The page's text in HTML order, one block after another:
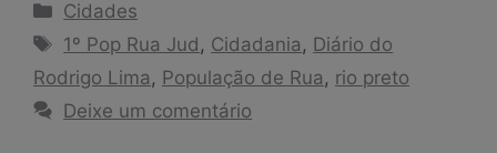
Categorias
Cidades
Tags
1º Pop Rua Jud , Cidadania , Diário do
Rodrigo Lima , População de Rua , rio preto
Deixe um comentário